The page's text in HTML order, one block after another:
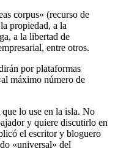
corpus» (recurso de
propiedad, a la
a la libertad de
entre otros.
por plataformas
máximo número de
lo use en la isla. No
y quiere discutirlo en
el escritor y bloguero
«universal» del